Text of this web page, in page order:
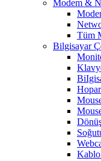
Modem &
Tüm
Bilgisayar